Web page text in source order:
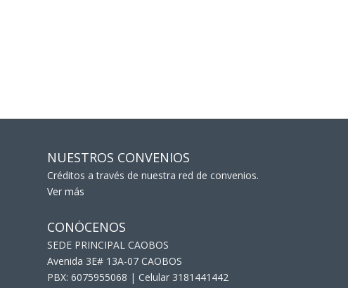
NUESTROS CONVENIOS
Créditos a través de nuestra red de convenios.
Ver más
CONÓCENOS
SEDE PRINCIPAL CAOBOS
Avenida 3E# 13A-07 CAOBOS
PBX: 6075955068 | Celular 3181441442